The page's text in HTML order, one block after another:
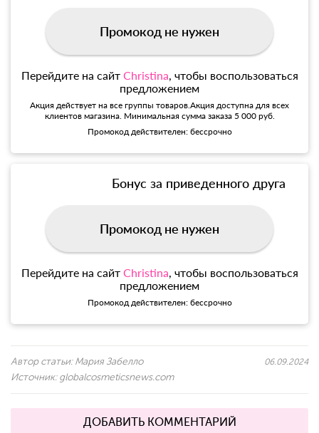
Промокод не нужен
Перейдите на сайт Christina, чтобы воспользоваться
предложением
Акция действует на все группы товаров.Акция доступна для всех
клиентов магазина. Минимальная сумма заказа 5 000 руб.
Промокод действителен: бессрочно
Бонус за приведенного друга
Промокод не нужен
Перейдите на сайт Christina, чтобы воспользоваться
предложением
Промокод действителен: бессрочно
Автор статьи: Мария Забелло
Источник: globalcosmeticsnews.com
06.09.2024
ДОБАВИТЬ КОММЕНТАРИЙ